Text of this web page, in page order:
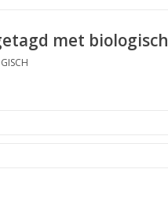
met biologisch